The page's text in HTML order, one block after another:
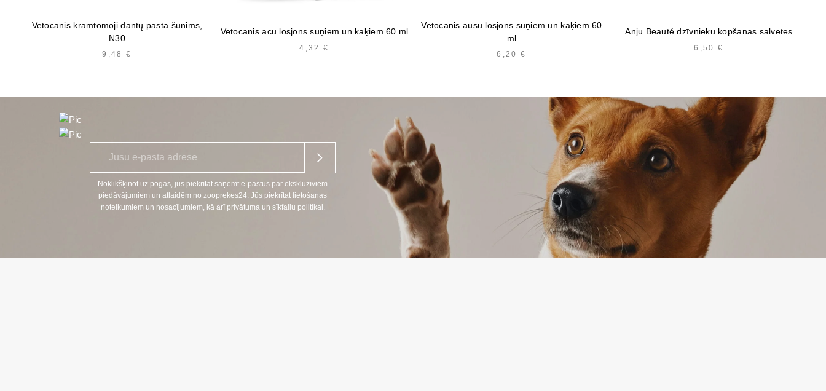
Vetocanis kramtomoji dantų pasta šunims,
N30
9,48€
Vetocanis acu losjons suņiem un kaķiem 60 ml
4,32€
Vetocanis ausu losjons suņiem un kaķiem 60
ml
6,20€
Anju Beauté dzīvnieku kopšanas salvetes
6,50€
p
Noklikšķinot uz pogas, jūs piekrītat saņemt e-pastus par ekskluzīviem
piedāvājumiem un atlaidēm no zooprekes24. Jūs piekrītat lietošanas
noteikumiem un nosacījumiem, kā arī privātuma un sīkfailu politikai.